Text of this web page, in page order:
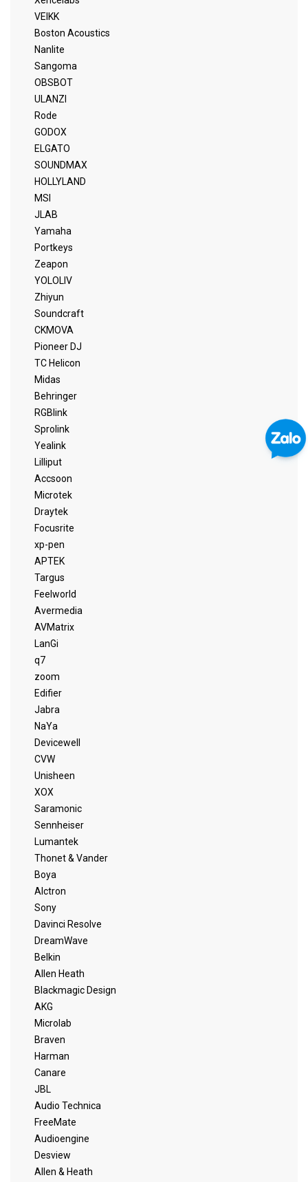
VEIKK
Boston Acoustics
Nanlite
Sangoma
OBSBOT
ULANZI
Rode
GODOX
ELGATO
SOUNDMAX
HOLLYLAND
MSI
JLAB
Yamaha
Portkeys
Zeapon
YOLOLIV
Zhiyun
Soundcraft
CKMOVA
Pioneer DJ
TC Helicon
Midas
Behringer
RGBlink
Sprolink
Yealink
Lilliput
Accsoon
Microtek
Draytek
Focusrite
xp-pen
APTEK
Targus
Feelworld
Avermedia
AVMatrix
LanGi
q7
zoom
Edifier
Jabra
NaYa
Devicewell
CVW
Unisheen
XOX
Saramonic
Sennheiser
Lumantek
Thonet & Vander
Boya
Alctron
Sony
Davinci Resolve
DreamWave
Belkin
Allen Heath
Blackmagic Design
AKG
Microlab
Braven
Harman
Canare
JBL
Audio Technica
FreeMate
Audioengine
Desview
Allen & Heath